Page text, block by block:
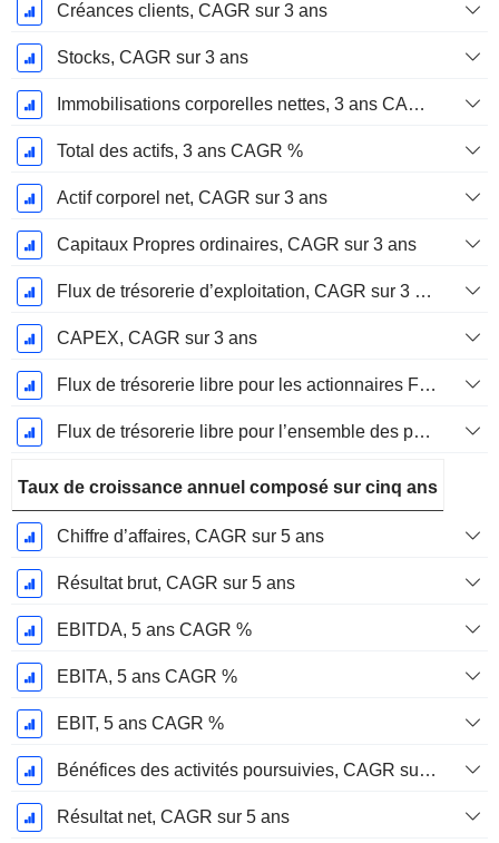
Créances clients, CAGR sur 3 ans
Stocks, CAGR sur 3 ans
Immobilisations corporelles nettes, 3 ans CAGR %
Total des actifs, 3 ans CAGR %
Actif corporel net, CAGR sur 3 ans
Capitaux Propres ordinaires, CAGR sur 3 ans
Flux de trésorerie d’exploitation, CAGR sur 3 ans
CAPEX, CAGR sur 3 ans
Flux de trésorerie libre pour les actionnaires FCFE, CAGR sur 3 ans
Flux de trésorerie libre pour l’ensemble des pourvoyeurs de fonds (créanciers et actionnaires) FCFF, CAGR sur 3 ans
Taux de croissance annuel composé sur cinq ans
Chiffre d’affaires, CAGR sur 5 ans
Résultat brut, CAGR sur 5 ans
EBITDA, 5 ans CAGR %
EBITA, 5 ans CAGR %
EBIT, 5 ans CAGR %
Bénéfices des activités poursuivies, CAGR sur 5 ans
Résultat net, CAGR sur 5 ans